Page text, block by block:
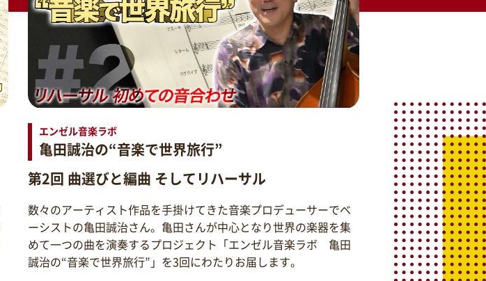
エンゼル音楽ラボ
亀田誠治の“音楽で世界旅行”
第2回 曲選びと編曲 そしてリハーサル
数々のアーティスト作品を手掛けてきた音楽プロデューサーでベ
ーシストの亀田誠治さん。亀田さんが中心となり世界の楽器を集
めて一つの曲を演奏するプロジェクト「エンゼル音楽ラボ 亀田
誠治の“音楽で世界旅行”」を3回にわたりお届します。